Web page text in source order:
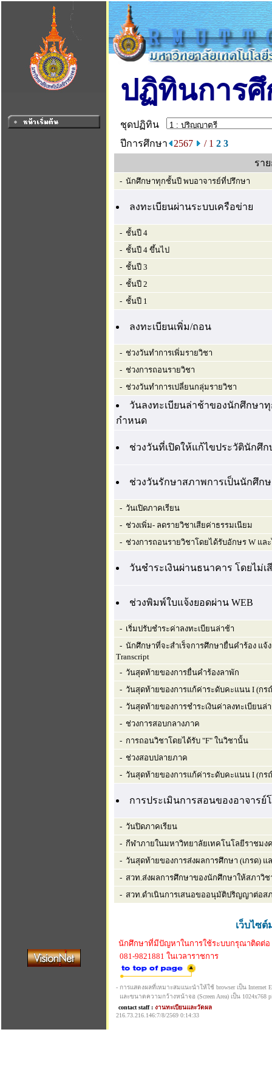
ปฏิทินการ
ชุดปฏิทิน
ปีการศึกษา
2567 / 1 2 3
รา
- นักศึกษาทุกชั้นปี พบอาจารย์ที่ปรึกษา
ลงทะเบียนผ่านระบบเครือข่าย
- ชั้นปี 4
- ชั้นปี 4 ขึ้นไป
- ชั้นปี 3
- ชั้นปี 2
- ชั้นปี 1
ลงทะเบียนเพิ่ม/ถอน
- ช่วงวันทำการเพิ่มรายวิชา
- ช่วงการถอนรายวิชา
- ช่วงวันทำการเปลี่ยนกลุ่มรายวิชา
วันลงทะเบียนล่าช้าของนักศึกษา
กำหนด
ช่วงวันที่เปิดให้แก้ไขประวัตินักศึก
ช่วงวันรักษาสภาพการเป็นนักศึก
- วันเปิดภาคเรียน
- ช่วงเพิ่ม- ลดรายวิชาเสียค่าธรรมเนียม
- ช่วงการถอนรายวิชาโดยได้รับอักษร W แล
วันชำระเงินผ่านธนาคาร โดยไม่เ
ช่วงพิมพ์ใบแจ้งยอดผ่าน WEB
- เริ่มปรับชำระค่าลงทะเบียนล่าช้า
- นักศึกษาที่จะสำเร็จการศึกษายื่นคำร้อง แ
Transcript
- วันสุดท้ายของการยื่นคำร้องลาพัก
- วันสุดท้ายของการแก้ค่าระดับคะแนน I (กร
- วันสุดท้ายของการชำระเงินค่าลงทะเบียนล่
- ช่วงการสอบกลางภาค
- การถอนวิชาโดยได้รับ "F" ในวิชานั้น
- ช่วงสอบปลายภาค
- วันสุดท้ายของการแก้ค่าระดับคะแนน I (กร
การประเมินการสอนของอาจารย์
- วันปิดภาคเรียน
- กีฬาภายในมหาวิทยาลัยเทคโนโลยีราชมง
- วันสุดท้ายของการส่งผลการศึกษา (เกรด)
- สวท.ส่งผลการศึกษาของนักศึกษาให้สภาวิ
- สวท.ดำเนินการเสนอขออนุมัติปริญญาต่อส
เว็บไซ
นักศึกษาที่มีปัญหาในการใช้ระบบกรุณาติดต่อ
081-9821881 ในเวลาราชการ
- การแสดงผลที่เหมาะสมแนะนำให้ใช้ browser เป็น Internet
และขนาดความกว้างหน้าจอ (Screen Area) เป็น 1024x768
contact staff : งานทะเบียนและวัดผล
216.73.216.146:7/8/2569 0:14:33